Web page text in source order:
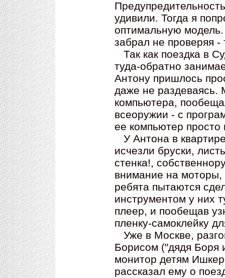
удивили. Тогда я
оптимальную модель.
забрал не проверяя -
Так как поездка в
туда-обратно
Антону пришлось
даже не раздеваясь.
компьютера,
всеоружии - с
ее компьютер
У Антона в
исчезли бруски,
стенка!,
внимание на
ребята пытаются
инструментом у них
плеер, и пообещав
пленку-самоклейку
Уже в Москве,
Борисом ("дядя Боря
монитор детям
рассказал ему о